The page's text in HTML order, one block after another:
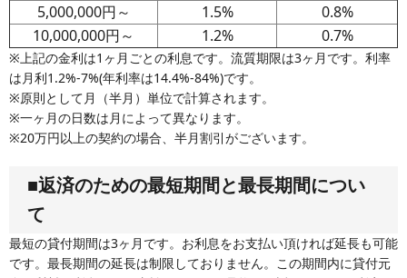
5,000,000円～
1.5%
0.8%
10,000,000円～
1.2% 0.7%
※上記の金利は1ヶ月ごとの利息です。流質期限は3ヶ月です。利率
は月利1.2%-7%(年利率は14.4%-84%)です。
※原則として月（半月）単位で計算されます。
※一ヶ月の日数は月によって異なります。
※20万円以上の契約の場合、半月割引がございます。
■返済のための最短期間と最長期間につい
て
最短の貸付期間は3ヶ月です。お利息をお支払い頂ければ延長も可能
です。最長期間の延長は制限しておりません。この期間内に貸付元